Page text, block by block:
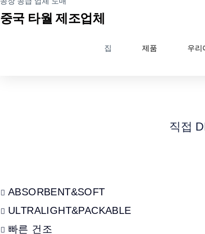
중국 타월 제조업체
집 제품 우리
직접
ABSORBENT&SOFT
ULTRALIGHT&PACKABLE
빠른 건조